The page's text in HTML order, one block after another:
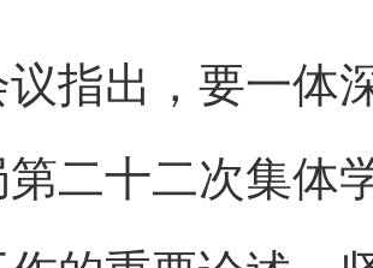
出，要一体深
二十二次集体